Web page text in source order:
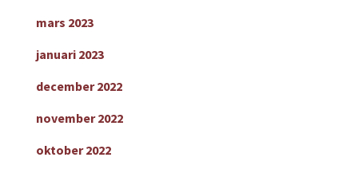
mars 2023
januari 2023
december 2022
november 2022
oktober 2022